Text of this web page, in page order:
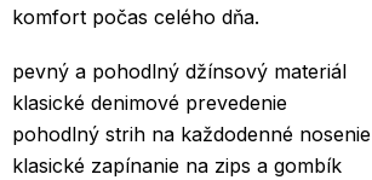
komfort počas celého dňa.
pevný a pohodlný džínsový materiál
klasické denimové prevedenie
pohodlný strih na každodenné nosenie
klasické zapínanie na zips a gombík